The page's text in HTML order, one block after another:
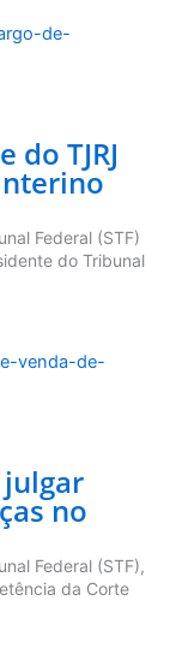
TJRJ
Federal (STF)
do Tribunal
julgar
no
Federal (STF),
da Corte